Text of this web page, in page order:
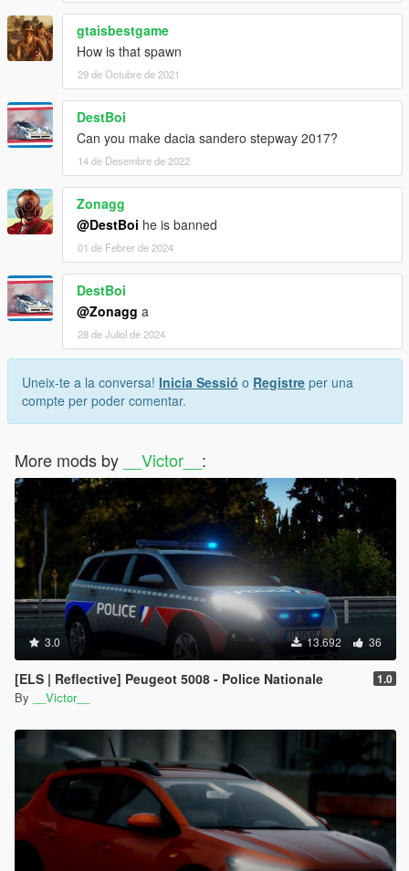
gtaisbestgame
How is that spawn
29 de Octubre de 2021
DestBoi
Can you make dacia sandero stepway 2017?
14 de Desembre de 2022
Zonagg
@DestBoi he is banned
01 de Febrer de 2024
DestBoi
@Zonagg a
28 de Juliol de 2024
Uneix-te a la conversa! Inicia Sessió o Registre per una
compte per poder comentar.
More mods by __Victor__ :
3.0 13.692 36
[ELS | Reflective] Peugeot 5008 - Police Nationale 1.0
By __Victor__